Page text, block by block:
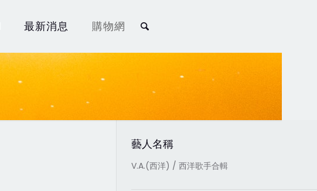
最新消息 購物網
藝人名稱
V.A.(西洋) / 西洋歌手合輯